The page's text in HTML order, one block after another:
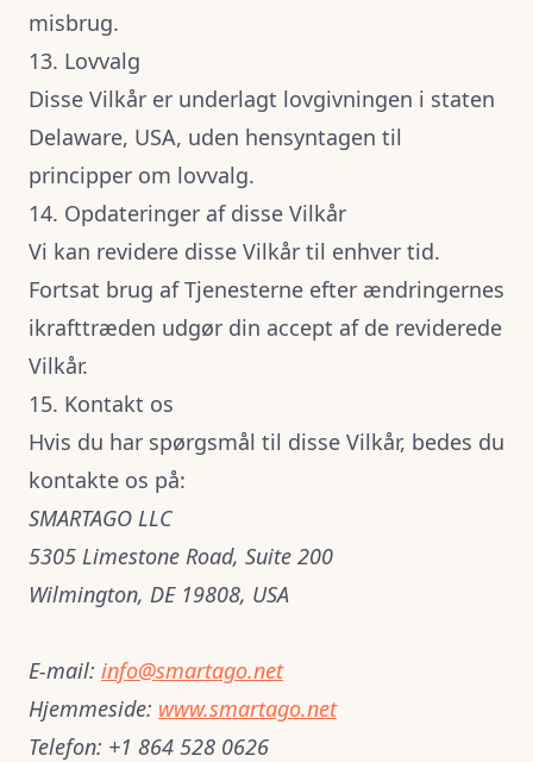
misbrug.
13. Lovvalg
Disse Vilkår er underlagt lovgivningen i staten
Delaware, USA, uden hensyntagen til
principper om lovvalg.
14. Opdateringer af disse Vilkår
Vi kan revidere disse Vilkår til enhver tid.
Fortsat brug af Tjenesterne efter ændringernes
ikrafttræden udgør din accept af de reviderede
Vilkår.
15. Kontakt os
Hvis du har spørgsmål til disse Vilkår, bedes du
kontakte os på:
SMARTAGO LLC
5305 Limestone Road, Suite 200
Wilmington, DE 19808, USA
E-mail: info@smartago.net
Hjemmeside: www.smartago.net
Telefon: +1 864 528 0626